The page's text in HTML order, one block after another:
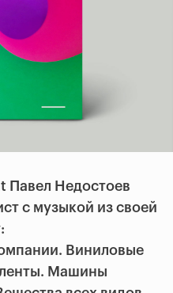
Павел Недостоев
с музыкой из своей
Виниловые
ленты. Машины